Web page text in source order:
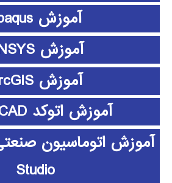
آموزش abaqus
آموزش ANSYS
آموزش ArcGIS
آموزش اتوکد AUTOCAD
Studio